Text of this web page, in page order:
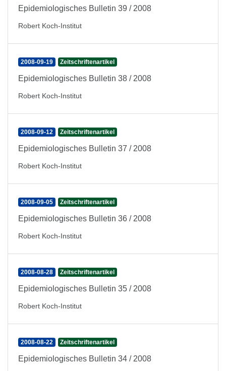
Epidemiologisches Bulletin 39 / 2008
Robert Koch-Institut
2008-09-19 Zeitschriftenartikel
Epidemiologisches Bulletin 38 / 2008
Robert Koch-Institut
2008-09-12 Zeitschriftenartikel
Epidemiologisches Bulletin 37 / 2008
Robert Koch-Institut
2008-09-05 Zeitschriftenartikel
Epidemiologisches Bulletin 36 / 2008
Robert Koch-Institut
2008-08-28 Zeitschriftenartikel
Epidemiologisches Bulletin 35 / 2008
Robert Koch-Institut
2008-08-22 Zeitschriftenartikel
Epidemiologisches Bulletin 34 / 2008